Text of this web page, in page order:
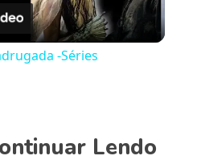
Video
-Séries
Lendo